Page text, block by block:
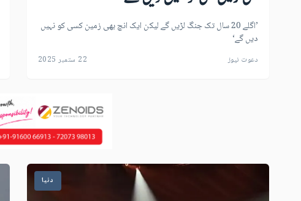
’اگلے 20 سال تک جنگ لڑیں گے لیکن ایک انچ بھی زمین کسی کو نہیں
دیں گے‘
دعوت نیوز 22 ستمبر 2025
دنیا